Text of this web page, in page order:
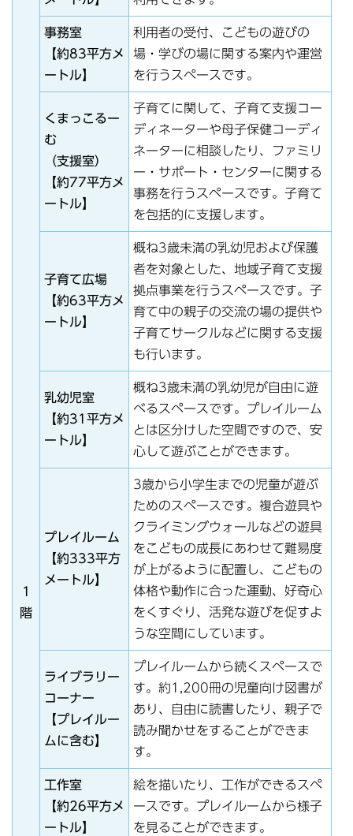
1
階
事務室
【約83平方メ
ートル】
利用者の受付、こどもの遊びの
場・学びの場に関する案内や運営
を行うスペースです。
くまっこるー
む
（支援室）
【約77平方メ
ートル】
子育てに関して、子育て支援コー
ディネーターや母子保健コーディ
ネーターに相談したり、ファミリ
ー・サポート・センターに関する
事務を行うスペースです。子育て
を包括的に支援します。
子育て広場
【約63平方メ
ートル】
概ね3歳未満の乳幼児および保護
者を対象とした、地域子育て支援
拠点事業を行うスペースです。子
育て中の親子の交流の場の提供や
子育てサークルなどに関する支援
も行います。
乳幼児室
【約31平方メ
ートル】
概ね3歳未満の乳幼児が自由に遊
べるスペースです。プレイルーム
とは区分けした空間ですので、安
心して遊ぶことができます。
プレイルーム
【約333平方
メートル】
3歳から小学生までの児童が遊ぶ
ためのスペースです。複合遊具や
クライミングウォールなどの遊具
をこどもの成長にあわせて難易度
が上がるように配置し、こどもの
体格や動作に合った運動、好奇心
をくすぐり、活発な遊びを促すよ
うな空間にしています。
ライブラリー
コーナー
【プレイルー
ムに含む】
プレイルームから続くスペースで
す。約1,200冊の児童向け図書が
あり、自由に読書したり、親子で
読み聞かせをすることができま
す。
工作室
【約26平方メ
ートル】
絵を描いたり、工作ができるスペ
ースです。プレイルームから様子
を見ることができます。